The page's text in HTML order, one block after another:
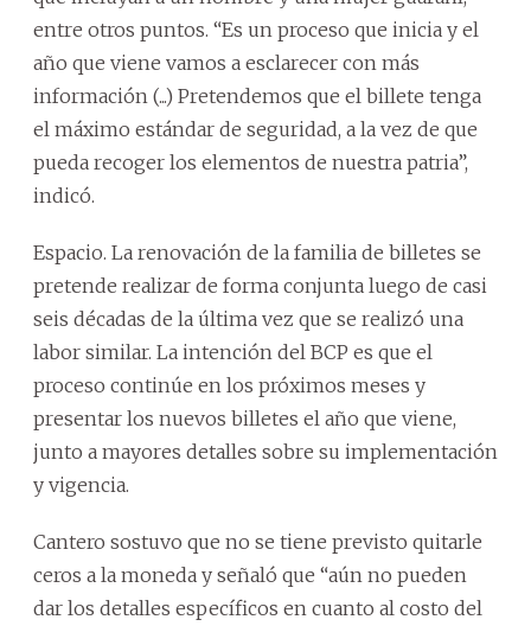
entre otros puntos. “Es un proceso que inicia y el
año que viene vamos a esclarecer con más
información (...) Pretendemos que el billete tenga
el máximo estándar de seguridad, a la vez de que
pueda recoger los elementos de nuestra patria”,
indicó.
Espacio. La renovación de la familia de billetes se
pretende realizar de forma conjunta luego de casi
seis décadas de la última vez que se realizó una
labor similar. La intención del BCP es que el
proceso continúe en los próximos meses y
presentar los nuevos billetes el año que viene,
junto a mayores detalles sobre su implementación
y vigencia.
Cantero sostuvo que no se tiene previsto quitarle
ceros a la moneda y señaló que “aún no pueden
dar los detalles específicos en cuanto al costo del